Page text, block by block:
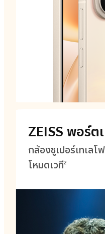
ZEISS พอร์ต
กล้องซูเปอร์เทเลโ
โหมดเวที2